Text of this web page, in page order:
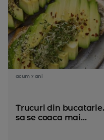
acum 7 ani
Trucuri din
sa se coaca mai...